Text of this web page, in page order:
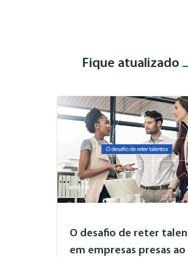
Fique atualizado
O desafio de reter
em empresas presas ao